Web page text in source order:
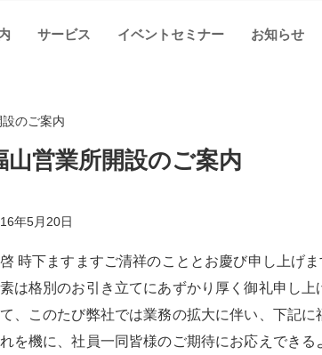
サービス イベントセミナー お知らせ
のご案内
山営業所開設のご案内
年5月20日
時下ますますご清祥のこととお慶び申し上げま
は格別のお引き立てにあずかり厚く御礼申し上
、このたび弊社では業務の拡大に伴い、下記
を機に、社員一同皆様のご期待にお応えでき